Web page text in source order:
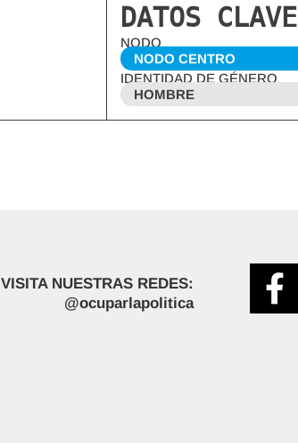
DATOS CLAVE
NODO
NODO CENTRO
IDENTIDAD DE GÉNERO
HOMBRE
VISITA NUESTRAS REDES:
@ocuparlapolitica